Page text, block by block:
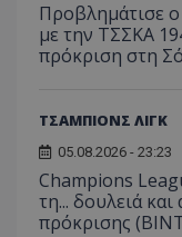
Προβλημάτισε ο
με την ΤΣΣΚΑ
πρόκριση στη
ΤΣΑΜΠΙΟΝΣ ΛΙΓΚ
05.08.2026 - 23:23
Champions
τη... δουλειά
πρόκρισης